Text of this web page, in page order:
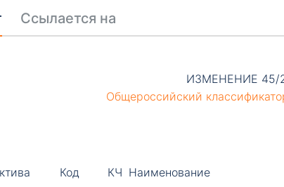
Ссылается на
ИЗМЕНЕНИЕ 45/
Общероссийский
Код КЧ Наименование